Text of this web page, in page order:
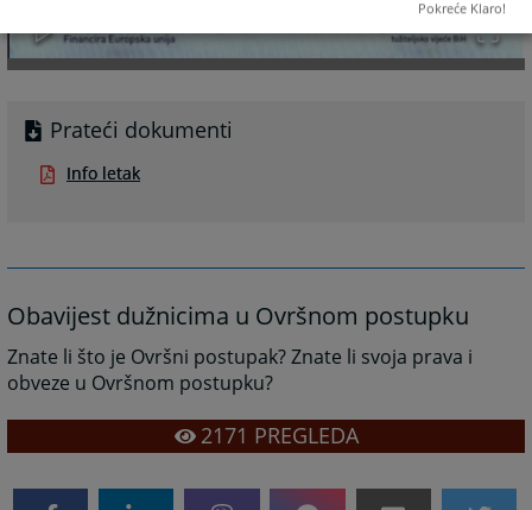
Prateći dokumenti
Info letak
Obavijest dužnicima u Ovršnom postupku
Znate li što je Ovršni postupak? Znate li svoja prava i
obveze u Ovršnom postupku?
2171 PREGLEDA
Pokreće Klaro!